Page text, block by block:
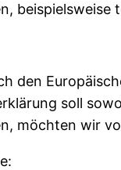
beispielsweise
soll
möchten wir